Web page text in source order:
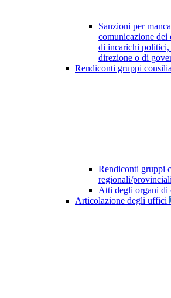
Sanzioni per
comunicazione dei
di incarichi politici,
direzione o di
Rendiconti gruppi
Rendiconti gruppi
regionali/provinciali
Atti degli organi di
Articolazione degli uffici